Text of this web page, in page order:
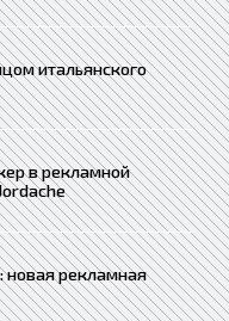
итальянского
в рекламной
новая рекламная